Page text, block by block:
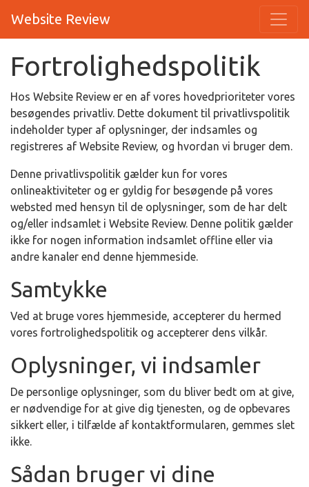
Website Review
Fortrolighedspolitik
Hos Website Review er en af vores hovedprioriteter vores
besøgendes privatliv. Dette dokument til privatlivspolitik
indeholder typer af oplysninger, der indsamles og
registreres af Website Review, og hvordan vi bruger dem.
Denne privatlivspolitik gælder kun for vores
onlineaktiviteter og er gyldig for besøgende på vores
websted med hensyn til de oplysninger, som de har delt
og/eller indsamlet i Website Review. Denne politik gælder
ikke for nogen information indsamlet offline eller via
andre kanaler end denne hjemmeside.
Samtykke
Ved at bruge vores hjemmeside, accepterer du hermed
vores fortrolighedspolitik og accepterer dens vilkår.
Oplysninger, vi indsamler
De personlige oplysninger, som du bliver bedt om at give,
er nødvendige for at give dig tjenesten, og de opbevares
sikkert eller, i tilfælde af kontaktformularen, gemmes slet
ikke.
Sådan bruger vi dine